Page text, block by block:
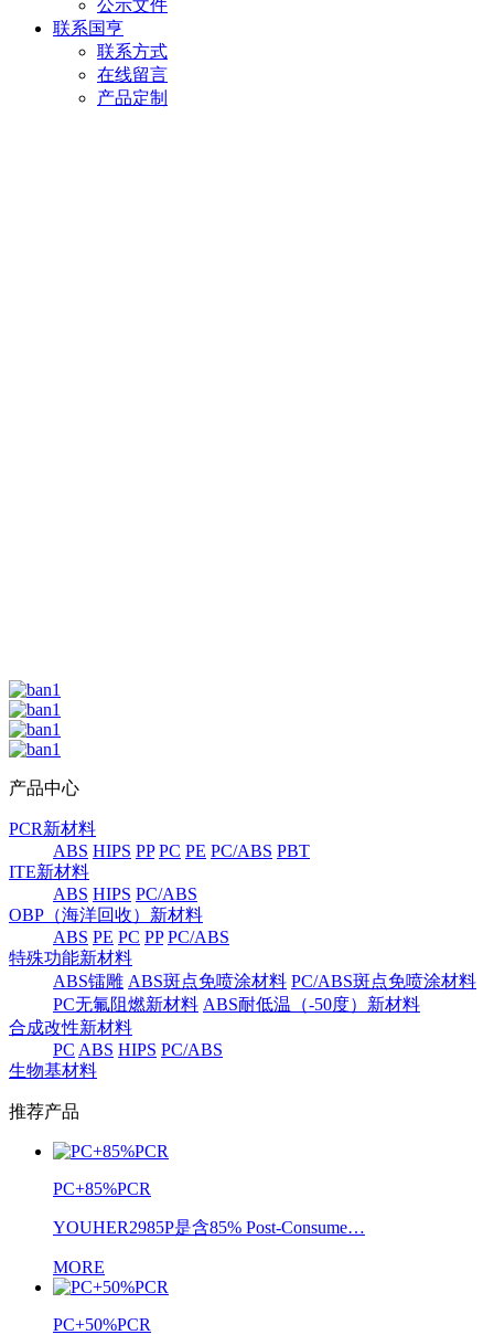
公示文件
联系国亨
联系方式
在线留言
产品定制
产品中心
PCR新材料
ABS HIPS PP PC PE PC/ABS PBT
ITE新材料
ABS HIPS PC/ABS
OBP（海洋回收）新材料
ABS PE PC PP PC/ABS
特殊功能新材料
ABS镭雕 ABS斑点免喷涂材料 PC/ABS斑点免喷涂材料
PC无氟阻燃新材料 ABS耐低温（-50度）新材料
合成改性新材料
PC ABS HIPS PC/ABS
生物基材料
推荐产品
PC+85%PCR
YOUHER2985P是含85% Post-Consume…
MORE
PC+50%PCR